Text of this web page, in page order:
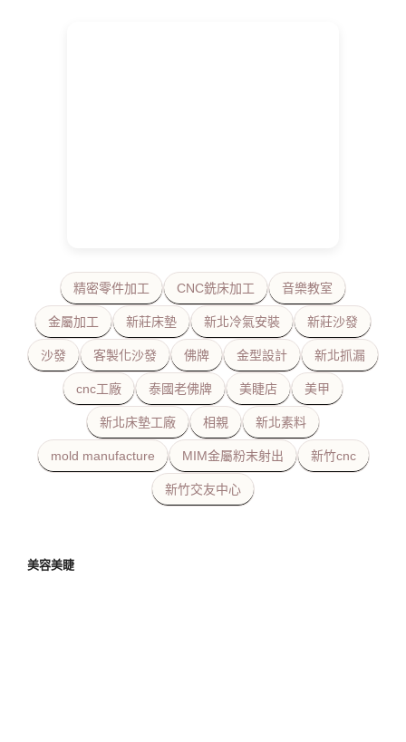
精密零件加工 CNC銑床加工 音樂教室
金屬加工 新莊床墊 新北冷氣安裝 新莊沙發
沙發 客製化沙發 佛牌 金型設計 新北抓漏
cnc工廠 泰國老佛牌 美睫店 美甲
新北床墊工廠 相親 新北素料
mold manufacture MIM金屬粉末射出 新竹cnc
新竹交友中心
美容美睫